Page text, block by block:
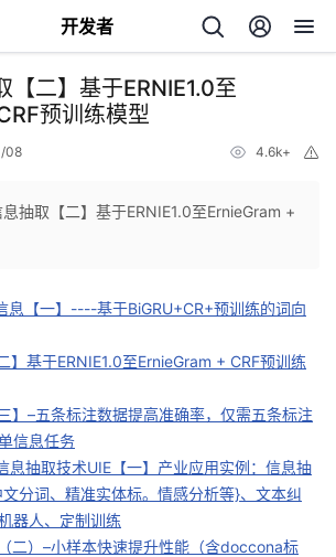
开发者
【二】基于ERNIE1.0至
预训练模型
08 4.6k+
息抽取【二】基于ERNIE1.0至ErnieGram +
息【一】----基于BiGRU+CR+预训练的词向
】基于ERNIE1.0至ErnieGram + CRF预训练
】–五条标注数据提高准确率，仅需五条标注
信息任务
息抽取技术UIE【一】产业应用实例：信息抽
分词、精准实体标。情感分析等}、文本纠
器人、定制训练
二）–小样本快速提升性能（含doccona标